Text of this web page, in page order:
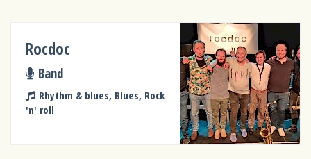
Rocdoc
Band
Rhythm & blues, Blues, Rock
'n' roll